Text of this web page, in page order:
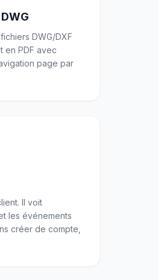
DWG/DXF
en PDF avec
page par
Il voit
les événements
créer de compte,